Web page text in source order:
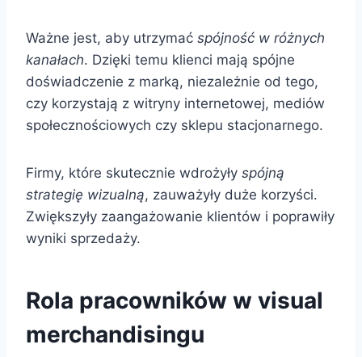
Ważne jest, aby utrzymać spójność w różnych
kanałach. Dzięki temu klienci mają spójne
doświadczenie z marką, niezależnie od tego,
czy korzystają z witryny internetowej, mediów
społecznościowych czy sklepu stacjonarnego.
Firmy, które skutecznie wdrożyły spójną
strategię wizualną, zauważyły duże korzyści.
Zwiększyły zaangażowanie klientów i poprawiły
wyniki sprzedaży.
Rola pracowników w visual
merchandisingu